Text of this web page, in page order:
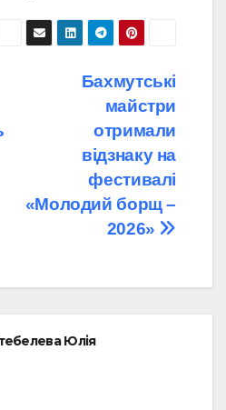
Бахмутські
майстри
отримали
відзнаку на
фестивалі
«Молодий борщ –
2026»
Юлія